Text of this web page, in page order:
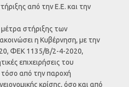
από την Ε.Ε. και την
στήριξης των
η Κυβέρνηση, με την
ΦΕΚ 1135/Β/2-4-2020,
επιχειρήσεις του
από την παροχή
κρίσης, όσο και από